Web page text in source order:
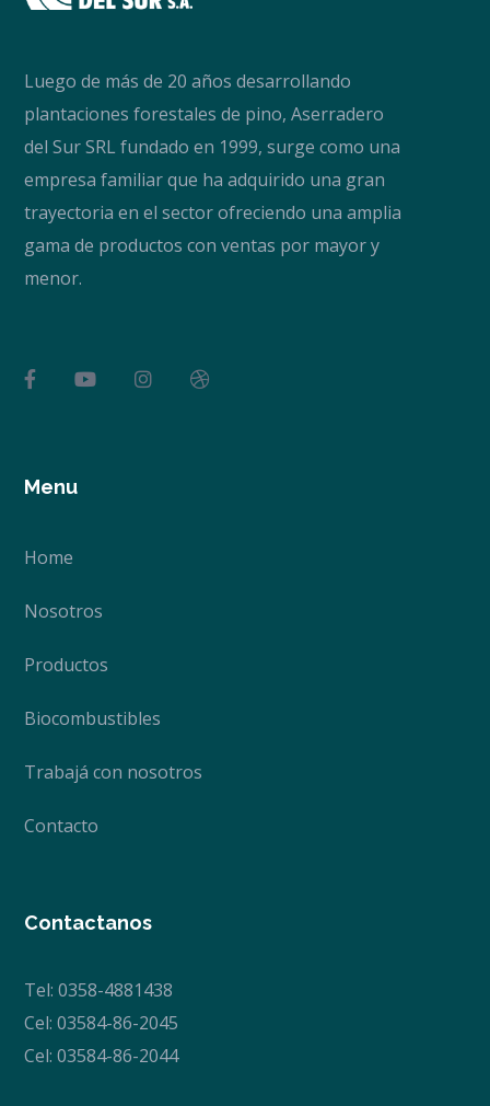
Luego de más de 20 años desarrollando
plantaciones forestales de pino, Aserradero
del Sur SRL fundado en 1999, surge como una
empresa familiar que ha adquirido una gran
trayectoria en el sector ofreciendo una amplia
gama de productos con ventas por mayor y
menor.
Menu
Home
Nosotros
Productos
Biocombustibles
Trabajá con nosotros
Contacto
Contactanos
Tel: 0358-4881438
Cel: 03584-86-2045
Cel: 03584-86-2044